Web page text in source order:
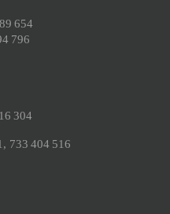
654
796
304
, 733 404 516